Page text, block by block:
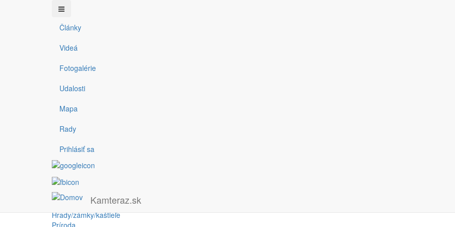
Články
Videá
Fotogalérie
Udalosti
Mapa
Rady
Prihlásiť sa
Kamteraz.sk
Hrad Uhrovec
danielkupec
LinkedIn
Twitter
Pinterest
Hrady/zámky/kaštieľe
Príroda